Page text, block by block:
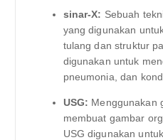
sinar-X: Sebuah
yang digunakan
tulang dan struktur
digunakan untuk
pneumonia, dan
USG: Menggunakan
membuat gambar
USG digunakan